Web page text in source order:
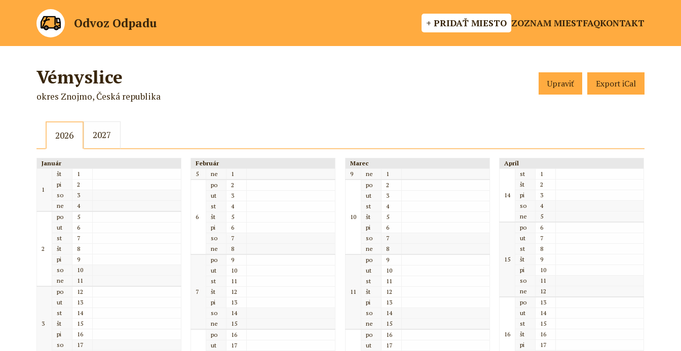
Odvoz Odpadu + PRIDAŤ MIESTO ZOZNAM MIESTFAQKONTAKT
Vémyslice
okres Znojmo, Česká republika
Upraviť Export iCal
2026 2027
Január
1
št
1
pi
2
so
3
ne
4
2
po
5
ut
6
st
7
št
8
pi
9
so
10
ne
11
3
po
12
ut
13
st
14
št
15
pi
16
so
17
Február
5
ne 1
6
po
2
ut
3
st
4
št
5
pi
6
so
7
ne
8
7
po
9
ut
10
st
11
št
12
pi
13
so
14
ne
15
po
16
ut
17
Marec
9
ne 1
10
po
2
ut
3
st
4
št
5
pi
6
so
7
ne
8
11
po
9
ut
10
st
11
št
12
pi
13
so
14
ne
15
po
16
ut
17
Apríl
14
st
1
št
2
pi
3
so
4
ne
5
15
po
6
ut
7
st
8
št
9
pi
10
so
11
ne
12
16
po
13
ut
14
st
15
št
16
pi
17